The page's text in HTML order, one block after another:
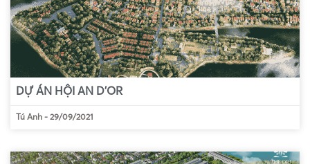
DỰ ÁN HỘI AN D’OR
Tú Anh - 29/09/2021